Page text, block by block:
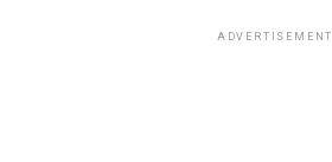
ADVERTISEMENT